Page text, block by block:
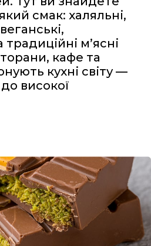
смак: халяльні,
м’ясні
кафе та
кухні світу —
до високої